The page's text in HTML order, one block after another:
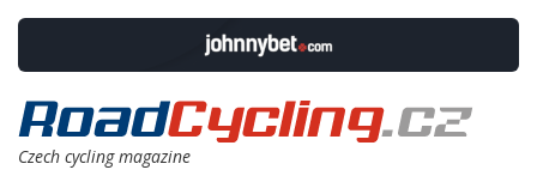
Czech cycling magazine